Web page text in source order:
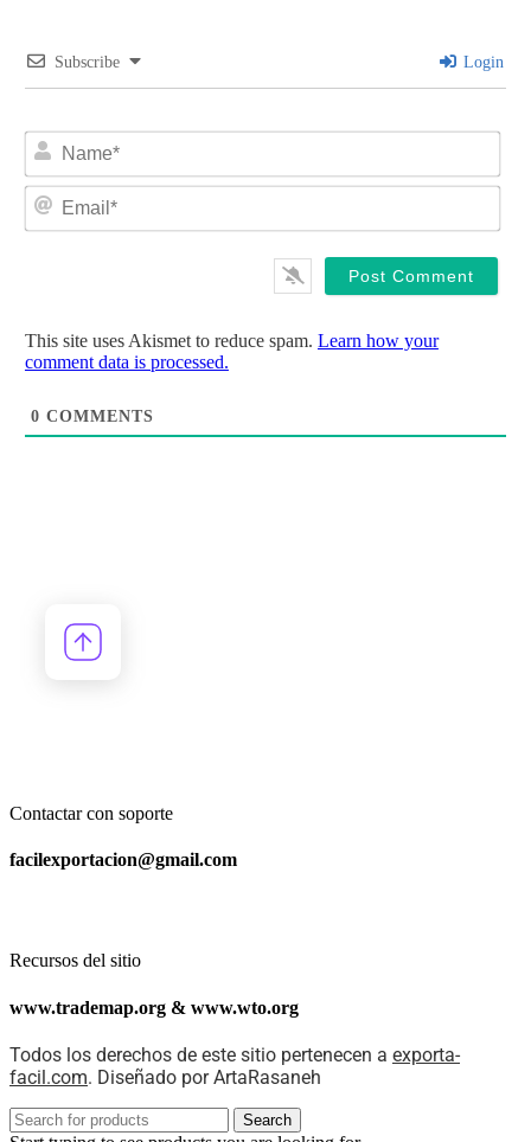
Subscribe Login
This site uses Akismet to reduce spam. Learn how your
comment data is processed.
0 COMMENTS
Contactar con soporte
facilexportacion@gmail.com
Recursos del sitio
www.trademap.org & www.wto.org
Todos los derechos de este sitio pertenecen a exporta-
facil.com. Diseñado por ArtaRasaneh
Search